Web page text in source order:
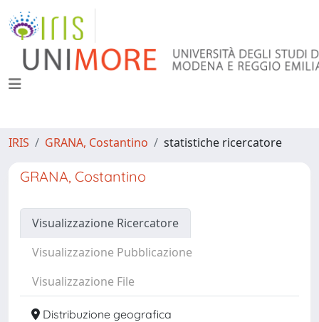
IRIS GRANA, Costantino statistiche ricercatore
GRANA, Costantino
Visualizzazione Ricercatore
Visualizzazione Pubblicazione
Visualizzazione File
Distribuzione geografica